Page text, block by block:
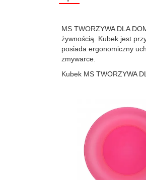
MS TWORZYWA DLA
żywnością. Kubek jest
posiada ergonomiczny
zmywarce.
Kubek MS TWORZYWA